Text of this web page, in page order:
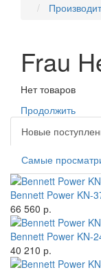
Frau
Нет товаров
Продолжить
Новые
Самые
Bennett Power KN-
66 560 р.
Bennett Power KN-
40 210 р.